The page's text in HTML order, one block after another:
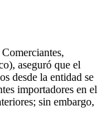
aseguró que el
desde la entidad se
importadores en el
sin embargo,